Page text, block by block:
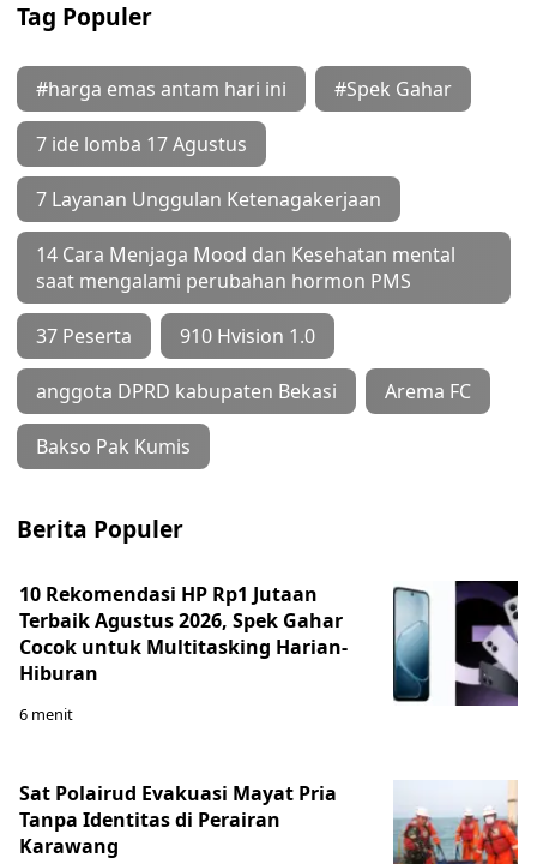
Tag Populer
#harga emas antam hari ini #Spek Gahar
7 ide lomba 17 Agustus
7 Layanan Unggulan Ketenagakerjaan
14 Cara Menjaga Mood dan Kesehatan mental
saat mengalami perubahan hormon PMS
37 Peserta 910 Hvision 1.0
anggota DPRD kabupaten Bekasi Arema FC
Bakso Pak Kumis
Berita Populer
10 Rekomendasi HP Rp1 Jutaan
Terbaik Agustus 2026, Spek Gahar
Cocok untuk Multitasking Harian-
Hiburan
6 menit
Sat Polairud Evakuasi Mayat Pria
Tanpa Identitas di Perairan
Karawang